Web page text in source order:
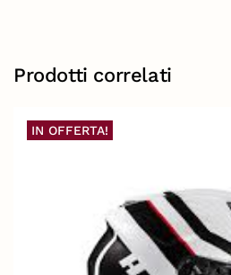
Prodotti correlati
IN OFFERTA!